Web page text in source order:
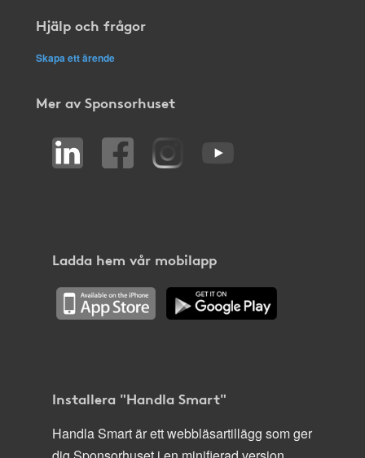
Hjälp och frågor
Skapa ett ärende
Mer av Sponsorhuset
Ladda hem vår mobilapp
Installera "Handla Smart"
Handla Smart är ett webbläsartillägg som ger